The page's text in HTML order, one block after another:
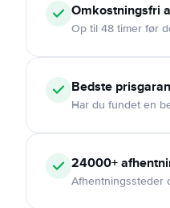
Omkostningsfri
Op til 48 timer før
Bedste
Har du fundet en
24000+
Afhentningssteder